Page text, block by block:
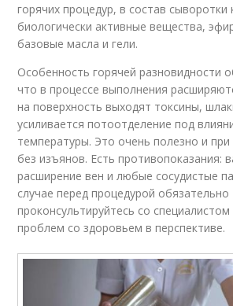
горячих процедур, в состав сыворотки
биологически активные вещества,
базовые масла и гели.
Особенность горячей разновидности
что в процессе выполнения
на поверхность выходят токсины,
усиливается потоотделение под
температуры. Это очень полезно и
без изъянов. Есть противопоказания:
расширение вен и любые сосудистые
случае перед процедурой обязательно
проконсультируйтесь со
проблем со здоровьем в перспективе.